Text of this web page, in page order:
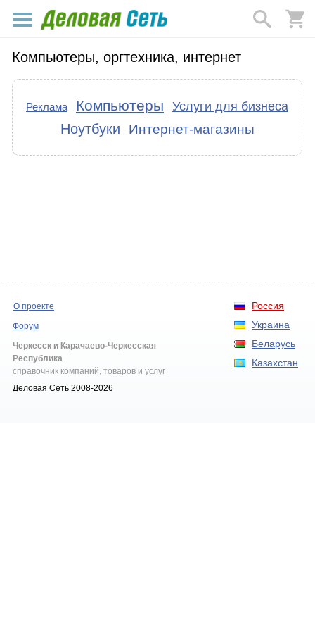
Компьютеры, оргтехника, интернет
Реклама Компьютеры Услуги для бизнеса
Ноутбуки Интернет-магазины
Россия
Украина
Беларусь
Казахстан
О проекте
Форум
Черкесск и Карачаево-Черкесская
Республика
справочник компаний, товаров и услуг
Деловая Сеть 2008-2026